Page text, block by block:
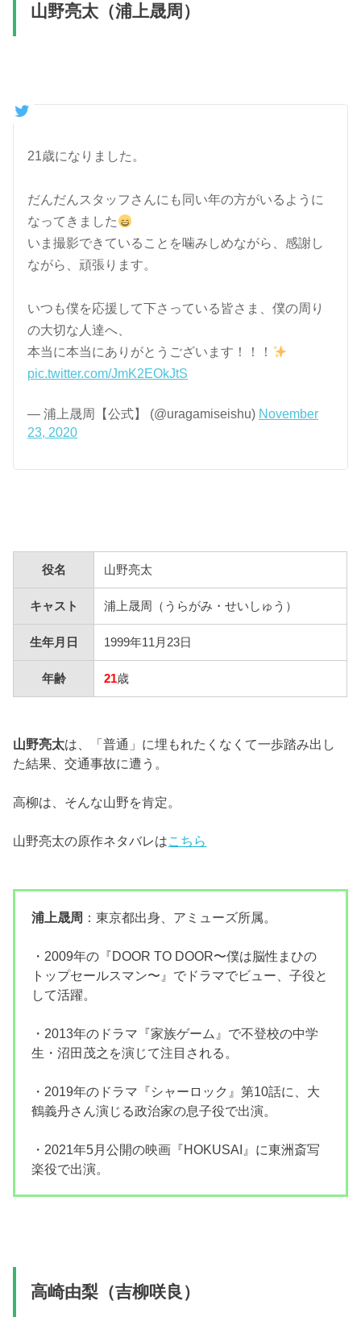
山野亮太（浦上晟周）
21歳になりました。
だんだんスタッフさんにも同い年の方がいるように
なってきました
いま撮影できていることを噛みしめながら、感謝し
ながら、頑張ります。
いつも僕を応援して下さっている皆さま、僕の周り
の大切な人達へ、
本当に本当にありがとうございます！！！
pic.twitter.com/JmK2EOkJtS
— 浦上晟周【公式】 (@uragamiseishu) November
23, 2020
役名 山野亮太
キャスト 浦上晟周（うらがみ・せいしゅう）
生年月日 1999年11月23日
年齢 21歳
山野亮太は、「普通」に埋もれたくなくて一歩踏み出し
た結果、交通事故に遭う。
高柳は、そんな山野を肯定。
山野亮太の原作ネタバレはこちら
浦上晟周 ：東京都出身、アミューズ所属。
・2009年の『DOOR TO DOOR〜僕は脳性まひの
トップセールスマン〜』でドラマでビュー、子役と
して活躍。
・2013年のドラマ『家族ゲーム』で不登校の中学
生・沼田茂之を演じて注目される。
・2019年のドラマ『シャーロック』第10話に、大
鶴義丹さん演じる政治家の息子役で出演。
・2021年5月公開の映画『HOKUSAI』に東洲斎写
楽役で出演。
高崎由梨（吉柳咲良）